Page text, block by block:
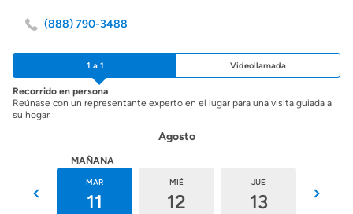
(888) 790-3488
1 a 1 Videollamada
Recorrido en persona
Reúnase con un representante experto en el lugar para una visita guiada a
su hogar
Agosto
MAÑANA
MAR
11
MIÉ
12
JUE
13